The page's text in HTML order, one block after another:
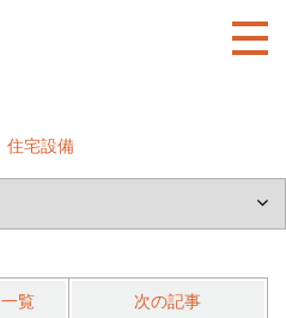
住宅設備
一覧 次の記事